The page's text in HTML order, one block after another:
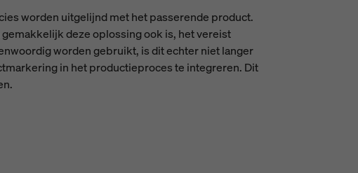
worden uitgelijnd met het passerende product.
deze oplossing ook is, het vereist
worden gebruikt, is dit echter niet langer
in het productieproces te integreren. Dit